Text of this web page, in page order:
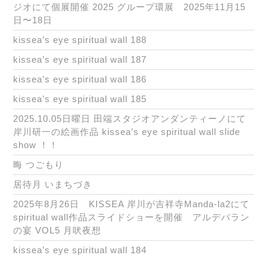
ジオにて個展開催 2025 グループ環展 2025年11月15
日〜18日
kissea’s eye spiritual wall 188
kissea’s eye spiritual wall 187
kissea’s eye spiritual wall 186
kissea’s eye spiritual wall 185
2025.10.05日曜日 田端スタジオアンダンティーノにて
岸川研一の絵画作品 kissea’s eye spiritual wall slide
show ！！
晦 つごもり
居待月 いまちづき
2025年8月26日 KISSEA 岸川が吉祥寺Manda-la2にて
spiritual wall作品スライドショーを開催 アルデバラン
の宴 VOL5 月吠夜想
kissea’s eye spiritual wall 184